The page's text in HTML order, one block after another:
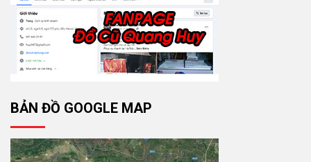
BẢN ĐỒ GOOGLE MAP